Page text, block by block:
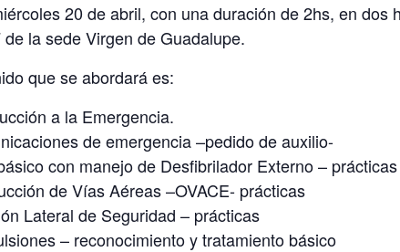
20 de abril, con una duración de 2hs, en
la sede Virgen de Guadalupe.
que se abordará es:
a la Emergencia.
de emergencia –pedido de auxilio-
con manejo de Desfibrilador Externo – prácticas
de Vías Aéreas –OVACE- prácticas
Lateral de Seguridad – prácticas
– reconocimiento y tratamiento básico